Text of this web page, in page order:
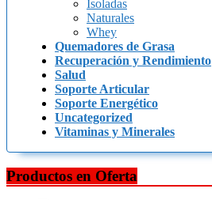
Isoladas
Naturales
Whey
Quemadores de Grasa
Recuperación y Rendimiento
Salud
Soporte Articular
Soporte Energético
Uncategorized
Vitaminas y Minerales
Productos en Oferta